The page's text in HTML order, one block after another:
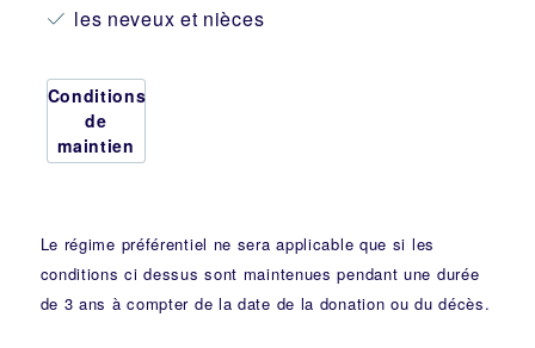
les neveux et nièces
Conditions
de
maintien
Le régime préférentiel ne sera applicable que si les
conditions ci dessus sont maintenues pendant une durée
de 3 ans à compter de la date de la donation ou du décès.